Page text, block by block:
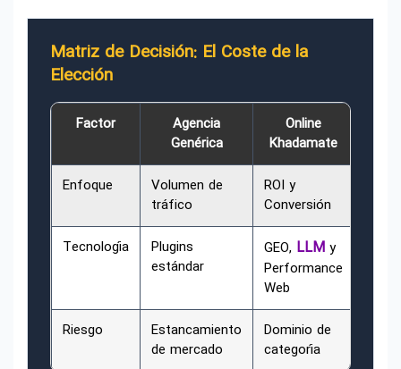
Matriz de Decisión: El Coste de la
Elección
Factor
Agencia
Genérica
Online
Khadamate
Enfoque
Volumen de
tráfico
ROI y
Conversión
Tecnología
Plugins
estándar
GEO, LLM y
Performance
Web
Riesgo
Estancamiento
de mercado
Dominio de
categoría